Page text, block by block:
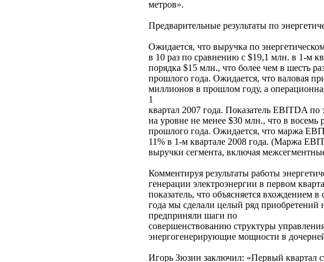
метров».
Предварительные результаты по
Ожидается, что выручка по
в 10 раз по сравнению с $19,1 млн. в 1-м
порядка $15 млн., что более чем в шесть
прошлого года. Ожидается, что валовая
миллионов в прошлом году, а
1
квартал 2007 года. Показатель EBITDA по
на уровне не менее $30 млн., что в восемь
прошлого года. Ожидается, что маржа
11% в 1-м квартале 2008 года. (Маржа
выручки сегмента, включая
Комментируя результаты работы
генерации электроэнергии в первом
показатель, что объясняется
года мы сделали целый ряд приобретений
предприняли шаги по
совершенствованию структуры
энергогенерирующие мощности в
Игорь Зюзин заключил: «Первый квартал